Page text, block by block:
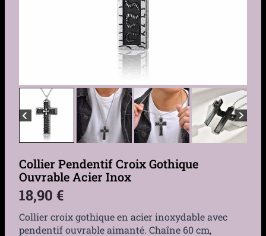
Collier Pendentif Croix Gothique
Ouvrable Acier Inox
18,90 €
Collier croix gothique en acier inoxydable avec
pendentif ouvrable aimanté. Chaîne 60 cm,